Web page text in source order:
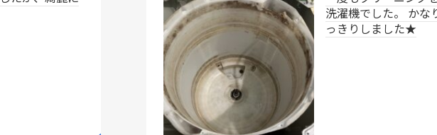
洗濯機でした。 かなり汚れがでてきてす
っきりしました★